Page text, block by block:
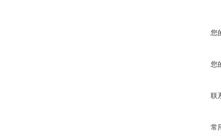
您
您
联
常